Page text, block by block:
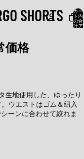
カー
ト内
の合
計ア
SHORTS
価格
生地使用した、ゆったり
ウエストはゴム＆紐入
ーンに合わせて絞れま